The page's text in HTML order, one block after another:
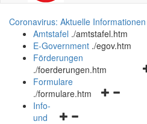
Coronavirus: Aktuelle Informationen
Amtstafel ./amtstafel.htm
E-Government ./egov.htm
Förderungen
./foerderungen.htm
Formulare
./formulare.htm
Navigationsmenü
Info-
und